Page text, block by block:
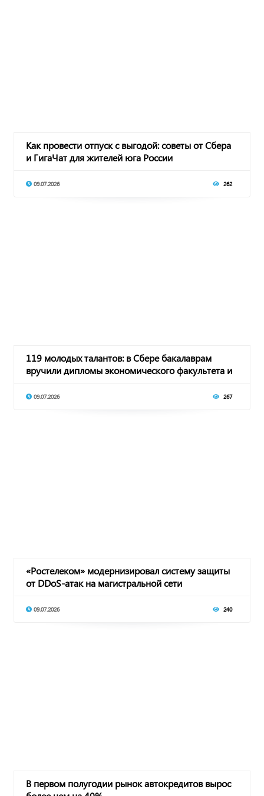
Как провести отпуск с выгодой: советы от Сбера
и ГигаЧат для жителей юга России
09.07.2026 262
119 молодых талантов: в Сбере бакалаврам
вручили дипломы экономического факультета и
09.07.2026 267
«Ростелеком» модернизировал систему защиты
от DDoS-атак на магистральной сети
09.07.2026 240
В первом полугодии рынок автокредитов вырос